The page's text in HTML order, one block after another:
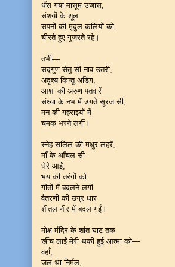
धँस गया मासूम उजास,
संशयों के शूल
सपनों की मृदुल कलियों को
चीरते हुए गुजरते रहे।
तभी—
सद्गुण-सेतु सी नाव उतरी,
अदृश्य किन्तु अडिग,
आशा की अरुण पतवारें
संध्या के नभ में उगते सूरज सी,
मन की गहराइयों में
चमक भरने लगीं।
स्नेह-सलिल की मधुर लहरें,
माँ के आँचल सी
घेरे आईं,
भय की तरंगों को
गीतों में बदलने लगी
वैतरणी की उग्र धार
शीतल नीर में बदल गईं।
मोक्ष-मंदिर के शांत घाट तक
खींच लाईं मेरी थकी हुई आत्मा को—
वहाँ,
जल था निर्मल,